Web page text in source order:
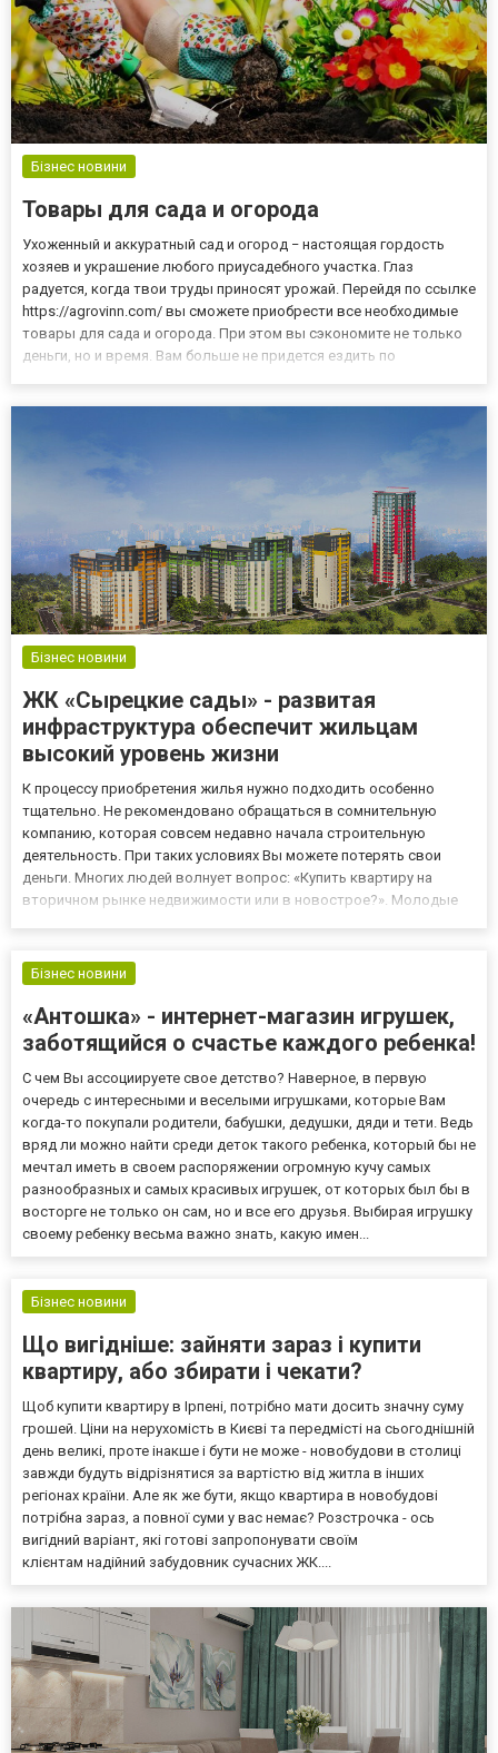
Бізнес новини
Товары для сада и огорода
Ухоженный и аккуратный сад и огород − настоящая гордость
хозяев и украшение любого приусадебного участка. Глаз
радуется, когда твои труды приносят урожай. Перейдя по ссылке
https://agrovinn.com/ вы сможете приобрести все необходимые
товары для сада и огорода. При этом вы сэкономите не только
деньги, но и время. Вам больше не придется ездить по
Бізнес новини
ЖК «Сырецкие сады» - развитая
инфраструктура обеспечит жильцам
высокий уровень жизни
К процессу приобретения жилья нужно подходить особенно
тщательно. Не рекомендовано обращаться в сомнительную
компанию, которая совсем недавно начала строительную
деятельность. При таких условиях Вы можете потерять свои
деньги. Многих людей волнует вопрос: «Купить квартиру на
вторичном рынке недвижимости или в новострое?». Молодые
основные пр...
Бізнес новини
«Антошка» - интернет-магазин игрушек,
заботящийся о счастье каждого ребенка!
С чем Вы ассоциируете свое детство? Наверное, в первую
очередь с интересными и веселыми игрушками, которые Вам
когда-то покупали родители, бабушки, дедушки, дяди и тети. Ведь
вряд ли можно найти среди деток такого ребенка, который бы не
мечтал иметь в своем распоряжении огромную кучу самых
разнообразных и самых красивых игрушек, от которых был бы в
восторге не только он сам, но и все его друзья. Выбирая игрушку
своему ребенку весьма важно знать, какую имен...
Бізнес новини
Що вигідніше: зайняти зараз і купити
квартиру, або збирати і чекати?
Щоб купити квартиру в Ірпені, потрібно мати досить значну суму
грошей. Ціни на нерухомість в Києві та передмісті на сьогоднішній
день великі, проте інакше і бути не може - новобудови в столиці
завжди будуть відрізнятися за вартістю від житла в інших
регіонах країни. Але як же бути, якщо квартира в новобудові
потрібна зараз, а повної суми у вас немає? Розстрочка - ось
вигідний варіант, які готові запропонувати своїм
клієнтам надійний забудовник сучасних ЖК....